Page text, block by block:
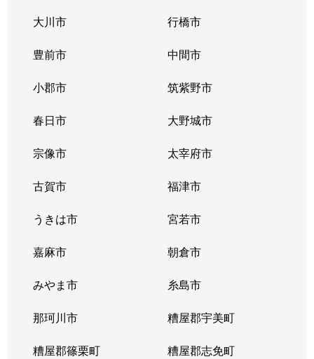
大川市 行橋市
豊前市 中間市
小郡市 筑紫野市
春日市 大野城市
宗像市 太宰府市
古賀市 福津市
うきは市 宮若市
嘉麻市 朝倉市
みやま市 糸島市
那珂川市 糟屋郡宇美町
糟屋郡篠栗町 糟屋郡志免町